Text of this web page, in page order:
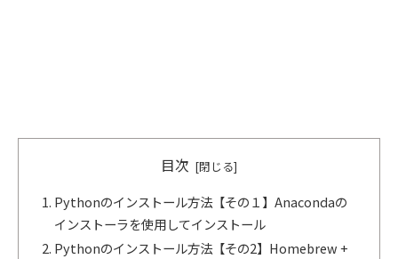
目次
Pythonのインストール方法【その１】Anacondaの
インストーラを使用してインストール
Pythonのインストール方法【その2】Homebrew +